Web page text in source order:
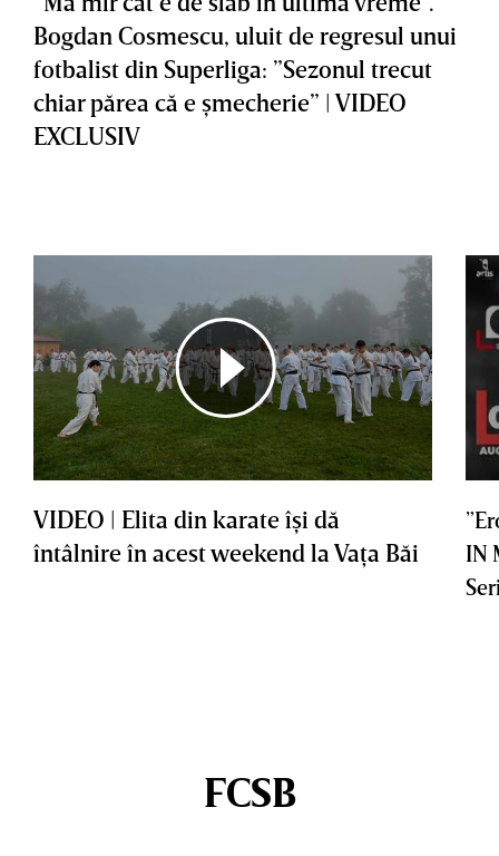
Bogdan Cosmescu, uluit de regresul unui
fotbalist din Superliga: ”Sezonul trecut
chiar părea că e şmecherie” | VIDEO
EXCLUSIV
VIDEO | Elita din karate îşi dă
întâlnire în acest weekend la Vaţa Băi
IN
FCSB